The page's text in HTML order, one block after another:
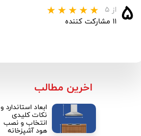
​اخرین مطالب
ابعاد استاندارد و
نکات کلیدی
انتخاب و نصب
هود آشپزخانه
۵ از ۵
۱۱ مشارکت کننده